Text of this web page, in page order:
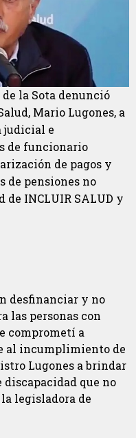
la Sota denunció
Mario Lugones, a
judicial e
de funcionario
de pagos y
de pensiones no
INCLUIR SALUD y
desfinanciar y no
las personas con
comprometí a
al incumplimiento de
Lugones a brindar
que no
legisladora de